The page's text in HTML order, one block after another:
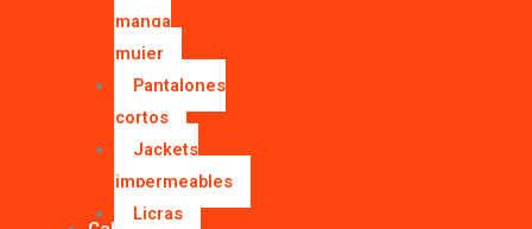
manga
mujer
Pantalones
cortos
Jackets
impermeables
Licras